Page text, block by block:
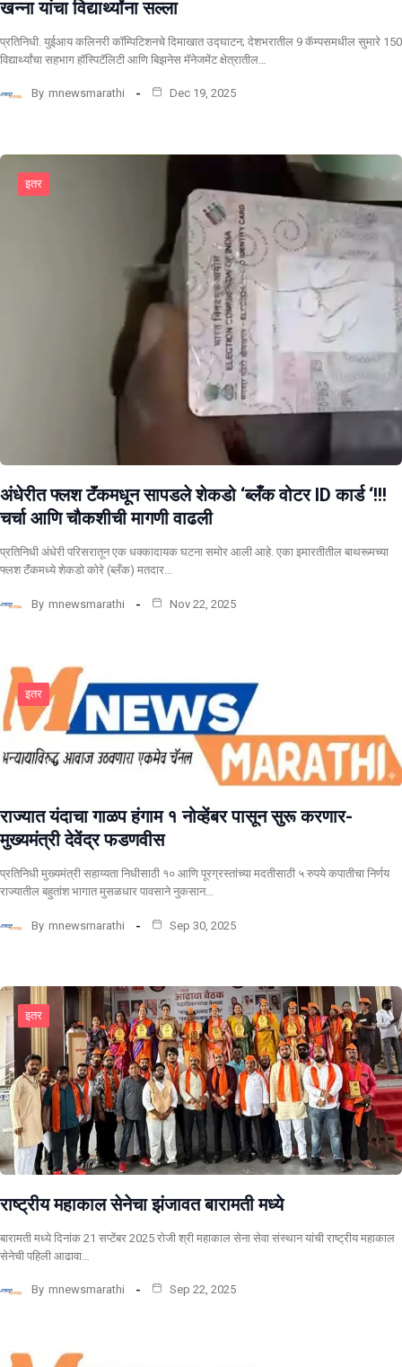
खन्ना यांचा विद्यार्थ्यांना सल्ला
प्रतिनिधी. युईआय कलिनरी कॉम्पिटिशनचे दिमाखात उद्घाटन; देशभरातील 9 कॅम्पसमधील सुमारे 150
विद्यार्थ्यांचा सहभाग हॉस्पिटॅलिटी आणि बिझनेस मॅनेजमेंट क्षेत्रातील…
By mnewsmarathi Dec 19, 2025
इतर
अंधेरीत फ्लश टॅंकमधून सापडले शेकडो ‘ब्लँक वोटर ID कार्ड ‘!!!
चर्चा आणि चौकशीची मागणी वाढली
प्रतिनिधी अंधेरी परिसरातून एक धक्कादायक घटना समोर आली आहे. एका इमारतीतील बाथरूमच्या
फ्लश टॅंकमध्ये शेकडो कोरे (ब्लँक) मतदार…
By mnewsmarathi Nov 22, 2025
इतर
राज्यात यंदाचा गाळप हंगाम १ नोव्हेंबर पासून सुरू करणार-
मुख्यमंत्री देवेंद्र फडणवीस
प्रतिनिधी मुख्यमंत्री सहाय्यता निधीसाठी १० आणि पूरग्रस्तांच्या मदतीसाठी ५ रुपये कपातीचा निर्णय
राज्यातील बहुतांश भागात मुसळधार पावसाने नुकसान…
By mnewsmarathi Sep 30, 2025
इतर
राष्ट्रीय महाकाल सेनेचा झंजावत बारामती मध्ये
बारामती मध्ये दिनांक 21 सप्टेंबर 2025 रोजी श्री महाकाल सेना सेवा संस्थान यांची राष्ट्रीय महाकाल
सेनेची पहिली आढावा…
By mnewsmarathi Sep 22, 2025